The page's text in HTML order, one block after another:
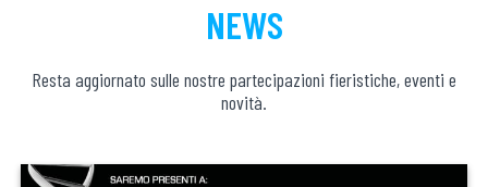
NEWS
Resta aggiornato sulle nostre partecipazioni fieristiche, eventi e
novità.